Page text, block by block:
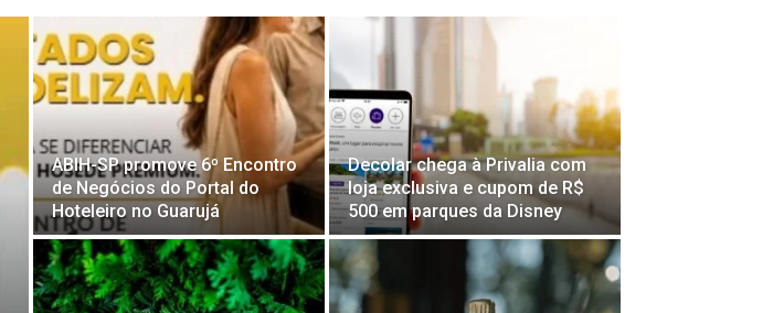
ABIH-SP promove 6º Encontro
de Negócios do Portal do
Hoteleiro no Guarujá
Decolar chega à Privalia com
loja exclusiva e cupom de R$
500 em parques da Disney